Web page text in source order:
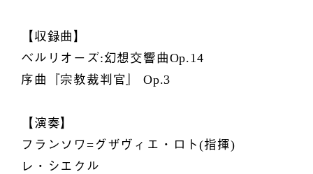
【収録曲】
ベルリオーズ:幻想交響曲Op.14
序曲『宗教裁判官』 Op.3
【演奏】
フランソワ=グザヴィエ・ロト(指揮)
レ・シエクル